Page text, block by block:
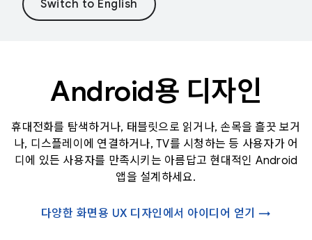
Android용 디자인
휴대전화를 탐색하거나, 태블릿으로 읽거나, 손목을 흘끗 보거
나, 디스플레이에 연결하거나, TV를 시청하는 등 사용자가 어
디에 있든 사용자를 만족시키는 아름답고 현대적인 Android
앱을 설계하세요.
다양한 화면용 UX 디자인에서 아이디어 얻기 →